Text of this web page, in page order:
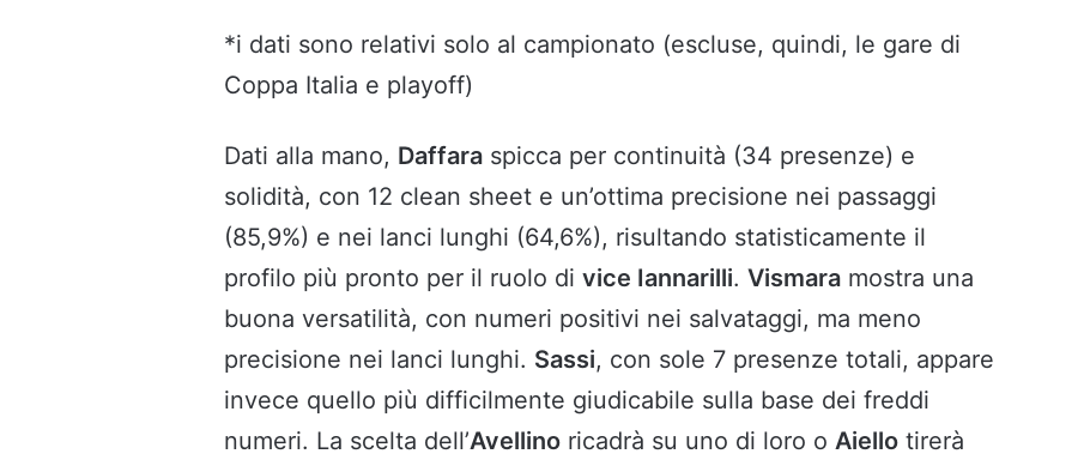
*i dati sono relativi solo al campionato (escluse, quindi, le gare di
Coppa Italia e playoff)
Dati alla mano, Daffara spicca per continuità (34 presenze) e
solidità, con 12 clean sheet e un’ottima precisione nei passaggi
(85,9%) e nei lanci lunghi (64,6%), risultando statisticamente il
profilo più pronto per il ruolo di vice Iannarilli. Vismara mostra una
buona versatilità, con numeri positivi nei salvataggi, ma meno
precisione nei lanci lunghi. Sassi, con sole 7 presenze totali, appare
invece quello più difficilmente giudicabile sulla base dei freddi
numeri. La scelta dell’Avellino ricadrà su uno di loro o Aiello tirerà